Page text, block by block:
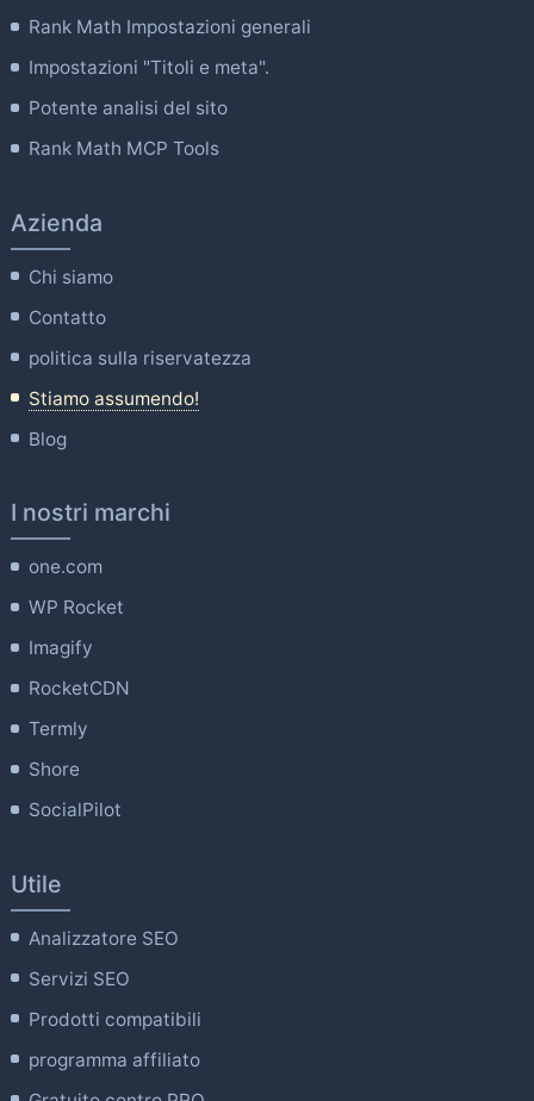
Rank Math Impostazioni generali
Impostazioni "Titoli e meta".
Potente analisi del sito
Rank Math MCP Tools
Azienda
Chi siamo
Contatto
politica sulla riservatezza
Stiamo assumendo!
Blog
I nostri marchi
one.com
WP Rocket
Imagify
RocketCDN
Termly
Shore
SocialPilot
Utile
Analizzatore SEO
Servizi SEO
Prodotti compatibili
programma affiliato